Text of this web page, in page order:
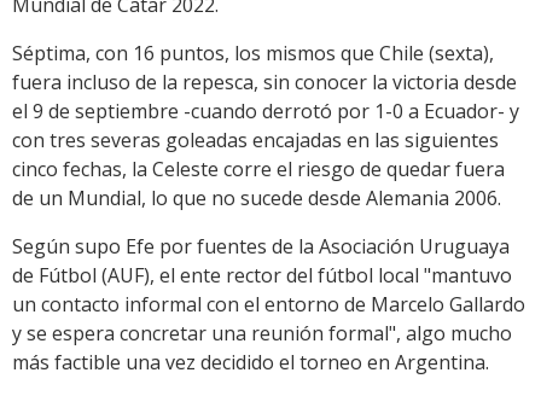
Séptima, con 16 puntos, los mismos que Chile (sexta),
fuera incluso de la repesca, sin conocer la victoria desde
el 9 de septiembre -cuando derrotó por 1-0 a Ecuador- y
con tres severas goleadas encajadas en las siguientes
cinco fechas, la Celeste corre el riesgo de quedar fuera
de un Mundial, lo que no sucede desde Alemania 2006.
Según supo Efe por fuentes de la Asociación Uruguaya
de Fútbol (AUF), el ente rector del fútbol local "mantuvo
un contacto informal con el entorno de Marcelo Gallardo
y se espera concretar una reunión formal", algo mucho
más factible una vez decidido el torneo en Argentina.